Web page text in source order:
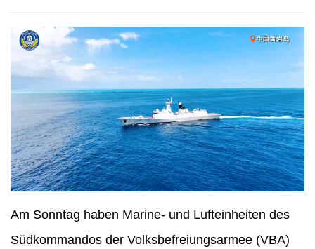
Am Sonntag haben Marine- und Lufteinheiten des
Südkommandos der Volksbefreiungsarmee (VBA)